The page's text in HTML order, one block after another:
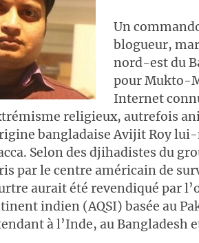
Un
blogueur,
nord-est du
pour Mukto-
Internet
religieux, autrefois
bangladaise Avijit Roy lui-
Selon des djihadistes du
par le centre américain de
aurait été revendiqué par
indien (AQSI) basée au
à l’Inde, au Bangladesh